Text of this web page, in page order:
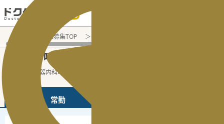
医師転職・求人募集TOP
大阪府 の呼吸器内科
大阪府の呼吸器内科の常勤の医師求人の検
常勤